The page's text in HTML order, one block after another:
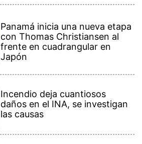
Panamá inicia una nueva etapa
con Thomas Christiansen al
frente en cuadrangular en
Japón
Incendio deja cuantiosos
daños en el INA, se investigan
las causas